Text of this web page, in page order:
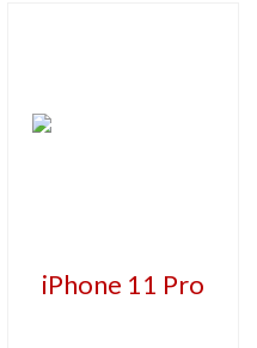
iPhone 11 Pro